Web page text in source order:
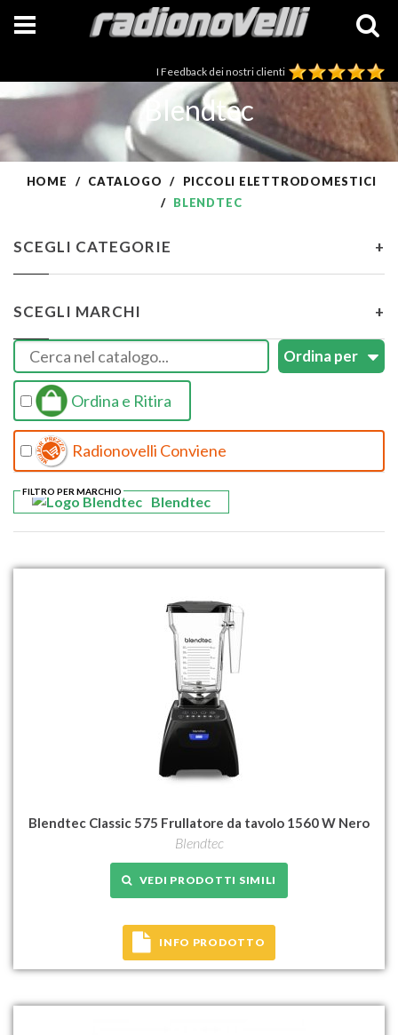
I Feedback dei nostri clienti
Blendtec
HOME CATALOGO
PICCOLI ELETTRODOMESTICI
BLENDTEC
SCEGLI CATEGORIE +
SCEGLI MARCHI +
Ordina e Ritira
Radionovelli Conviene
Blendtec
FILTRO PER MARCHIO
Blendtec Classic 575 Frullatore da tavolo 1560 W Nero
Blendtec
VEDI PRODOTTI SIMILI
INFO PRODOTTO